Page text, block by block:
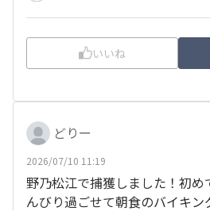
いいね
どりー
2026/07/10 11:19
野乃松江で捕獲しました！初
んびり過ごせて朝食のバイキン